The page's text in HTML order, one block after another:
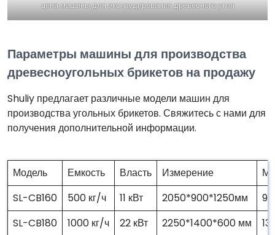
цена машины для экструдирования древесного угля
Параметры машины для производства
древесноугольных брикетов на продажу
Shuliy предлагает различные модели машин для
производства угольных брикетов. Свяжитесь с нами для
получения дополнительной информации.
Модель Емкость Власть Измерение
SL-CB160
500 кг/ч 11 кВт 2050*900*1250мм
SL-CB180
1000 кг/ч 22 кВт 2250*1400*600 мм